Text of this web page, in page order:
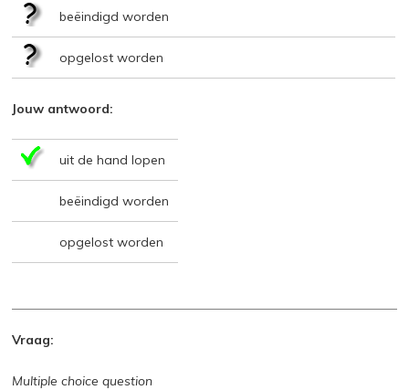
beëindigd worden
opgelost worden
Jouw antwoord:
uit de hand lopen
beëindigd worden
opgelost worden
Vraag:
Multiple choice question